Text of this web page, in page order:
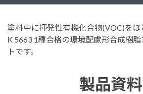
塗料中に揮発性有機化合物(VOC)をほ
K 5663 1種合格の環境配慮形合成樹
トです。
製品資料